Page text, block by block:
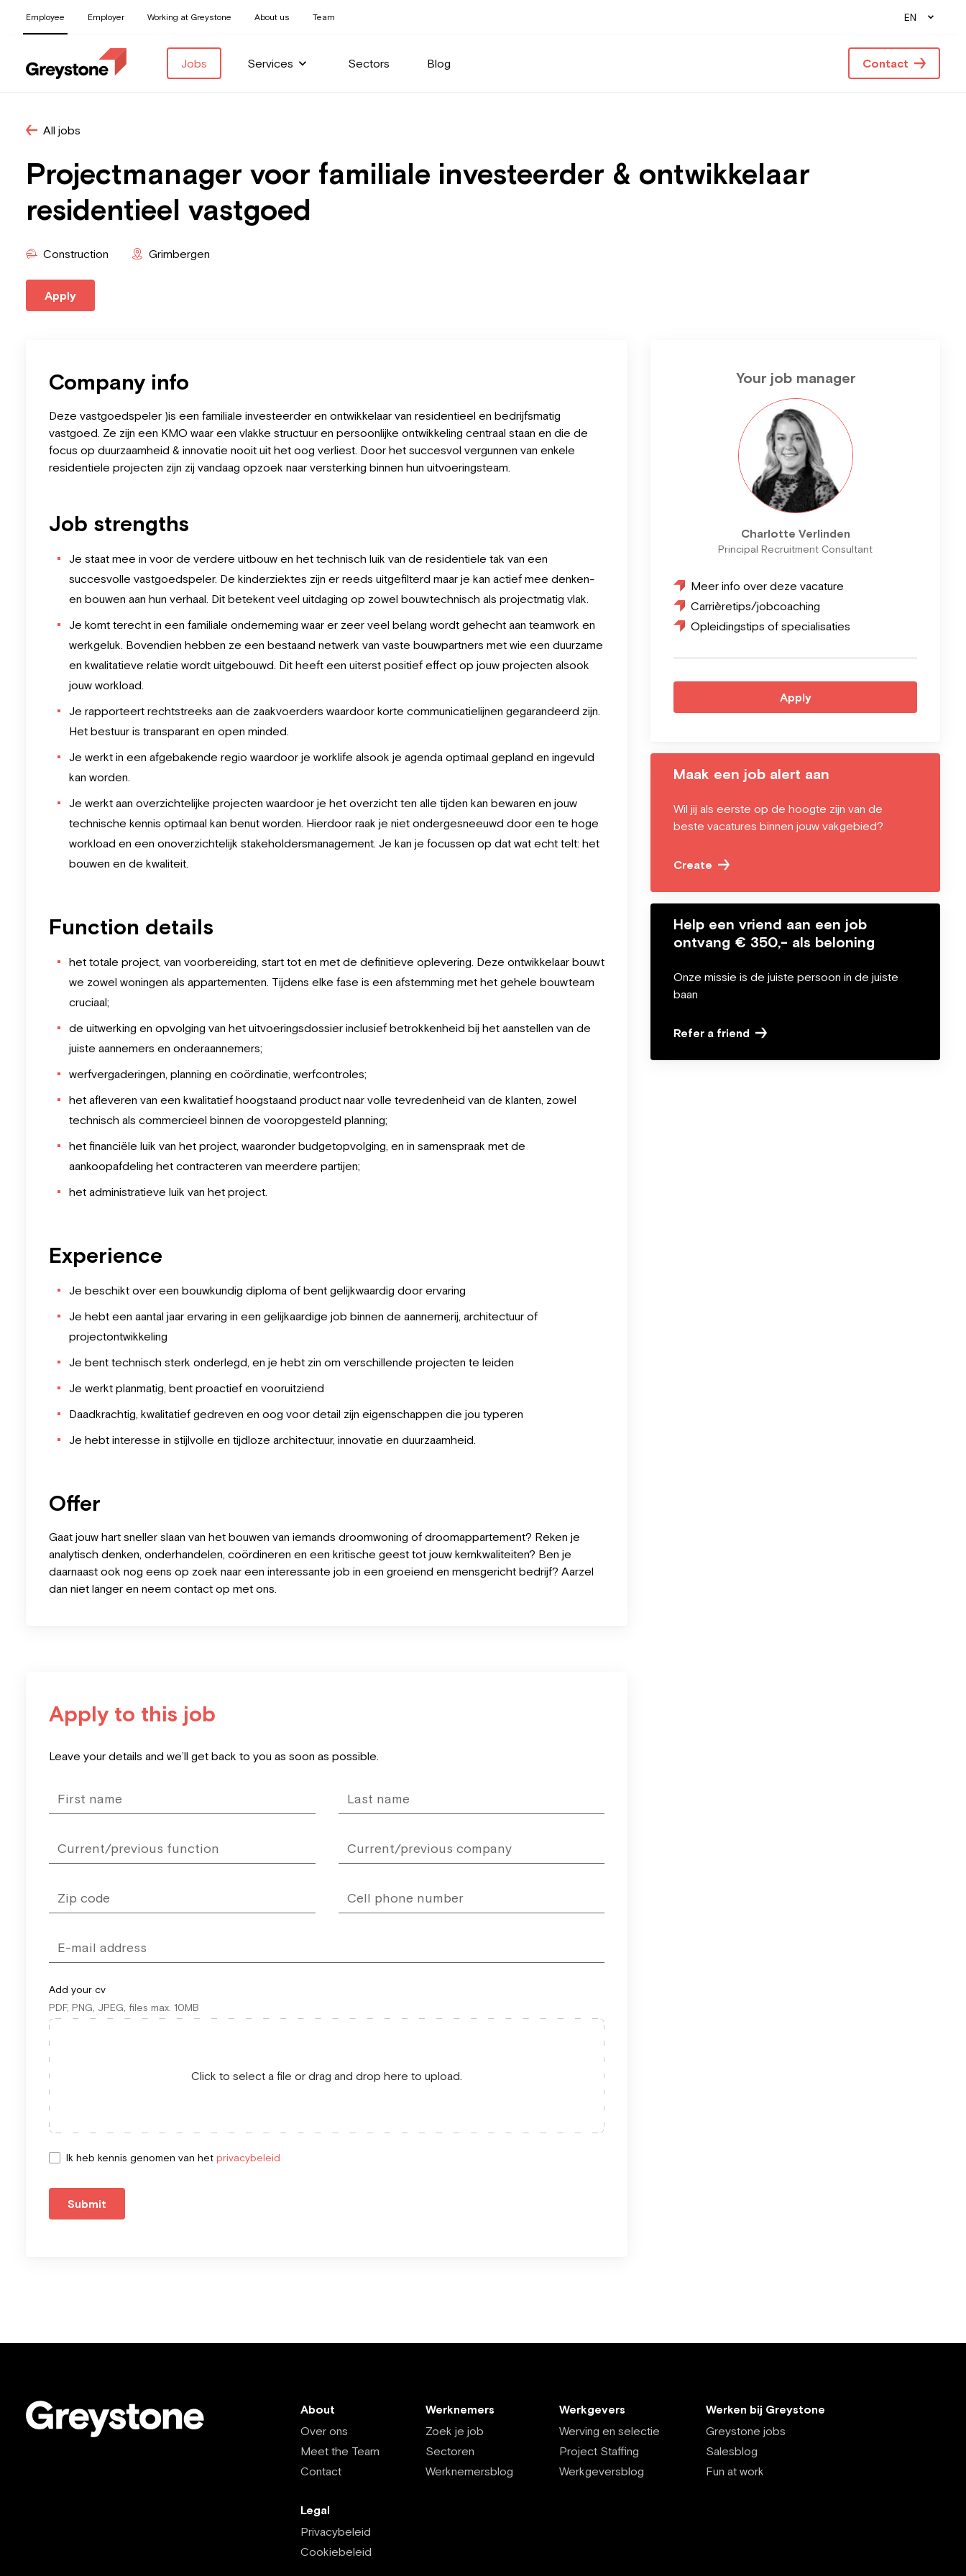
Employee Employer Working at Greystone About us Team EN
Jobs Services Sectors Blog Contact
All jobs
Projectmanager voor familiale investeerder & ontwikkelaar
residentieel vastgoed
Construction Grimbergen
Apply
Company info
Deze vastgoedspeler )is een familiale investeerder en ontwikkelaar van residentieel en bedrijfsmatig
vastgoed. Ze zijn een KMO waar een vlakke structuur en persoonlijke ontwikkeling centraal staan en die de
focus op duurzaamheid & innovatie nooit uit het oog verliest. Door het succesvol vergunnen van enkele
residentiele projecten zijn zij vandaag opzoek naar versterking binnen hun uitvoeringsteam.
Job strengths
Je staat mee in voor de verdere uitbouw en het technisch luik van de residentiele tak van een
succesvolle vastgoedspeler. De kinderziektes zijn er reeds uitgefilterd maar je kan actief mee denken-
en bouwen aan hun verhaal. Dit betekent veel uitdaging op zowel bouwtechnisch als projectmatig vlak.
Je komt terecht in een familiale onderneming waar er zeer veel belang wordt gehecht aan teamwork en
werkgeluk. Bovendien hebben ze een bestaand netwerk van vaste bouwpartners met wie een duurzame
en kwalitatieve relatie wordt uitgebouwd. Dit heeft een uiterst positief effect op jouw projecten alsook
jouw workload.
Je rapporteert rechtstreeks aan de zaakvoerders waardoor korte communicatielijnen gegarandeerd zijn.
Het bestuur is transparant en open minded.
Je werkt in een afgebakende regio waardoor je worklife alsook je agenda optimaal gepland en ingevuld
kan worden.
Je werkt aan overzichtelijke projecten waardoor je het overzicht ten alle tijden kan bewaren en jouw
technische kennis optimaal kan benut worden. Hierdoor raak je niet ondergesneeuwd door een te hoge
workload en een onoverzichtelijk stakeholdersmanagement. Je kan je focussen op dat wat echt telt: het
bouwen en de kwaliteit.
Function details
het totale project, van voorbereiding, start tot en met de definitieve oplevering. Deze ontwikkelaar bouwt
we zowel woningen als appartementen. Tijdens elke fase is een afstemming met het gehele bouwteam
cruciaal;
de uitwerking en opvolging van het uitvoeringsdossier inclusief betrokkenheid bij het aanstellen van de
juiste aannemers en onderaannemers;
werfvergaderingen, planning en coördinatie, werfcontroles;
het afleveren van een kwalitatief hoogstaand product naar volle tevredenheid van de klanten, zowel
technisch als commercieel binnen de vooropgesteld planning;
het financiële luik van het project, waaronder budgetopvolging, en in samenspraak met de
aankoopafdeling het contracteren van meerdere partijen;
het administratieve luik van het project.
Experience
Je beschikt over een bouwkundig diploma of bent gelijkwaardig door ervaring
Je hebt een aantal jaar ervaring in een gelijkaardige job binnen de aannemerij, architectuur of
projectontwikkeling
Je bent technisch sterk onderlegd, en je hebt zin om verschillende projecten te leiden
Je werkt planmatig, bent proactief en vooruitziend
Daadkrachtig, kwalitatief gedreven en oog voor detail zijn eigenschappen die jou typeren
Je hebt interesse in stijlvolle en tijdloze architectuur, innovatie en duurzaamheid.
Offer
Gaat jouw hart sneller slaan van het bouwen van iemands droomwoning of droomappartement? Reken je
analytisch denken, onderhandelen, coördineren en een kritische geest tot jouw kernkwaliteiten? Ben je
daarnaast ook nog eens op zoek naar een interessante job in een groeiend en mensgericht bedrijf? Aarzel
dan niet langer en neem contact op met ons.
Apply to this job
blank
Leave your details and we’ll get back to you as soon as possible.
Add your cv
PDF, PNG, JPEG, files max. 10MB
Click to select a file or drag and drop here to upload.
Ik heb kennis genomen van het privacybeleid
Submit
Your job manager
Charlotte Verlinden
Principal Recruitment Consultant
Meer info over deze vacature
Carrièretips/jobcoaching
Opleidingstips of specialisaties
Apply
Maak een job alert aan
Wil jij als eerste op de hoogte zijn van de
beste vacatures binnen jouw vakgebied?
Create
Help een vriend aan een job
ontvang € 350,- als beloning
Onze missie is de juiste persoon in de juiste
baan
Refer a friend
About
Over ons
Meet the Team
Contact
Werknemers
Zoek je job
Sectoren
Werknemersblog
Werkgevers
Werving en selectie
Project Staffing
Werkgeversblog
Werken bij Greystone
Greystone jobs
Salesblog
Fun at work
Legal
Privacybeleid
Cookiebeleid